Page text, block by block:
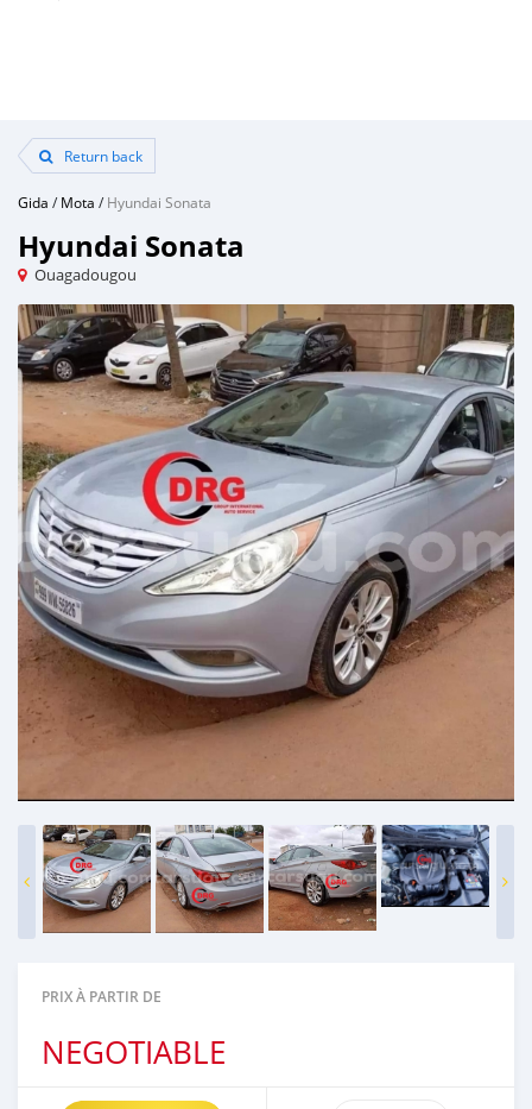
Return back
Gida /Mota /Hyundai Sonata
Hyundai Sonata
Ouagadougou
PRIX À PARTIR DE
NEGOTIABLE